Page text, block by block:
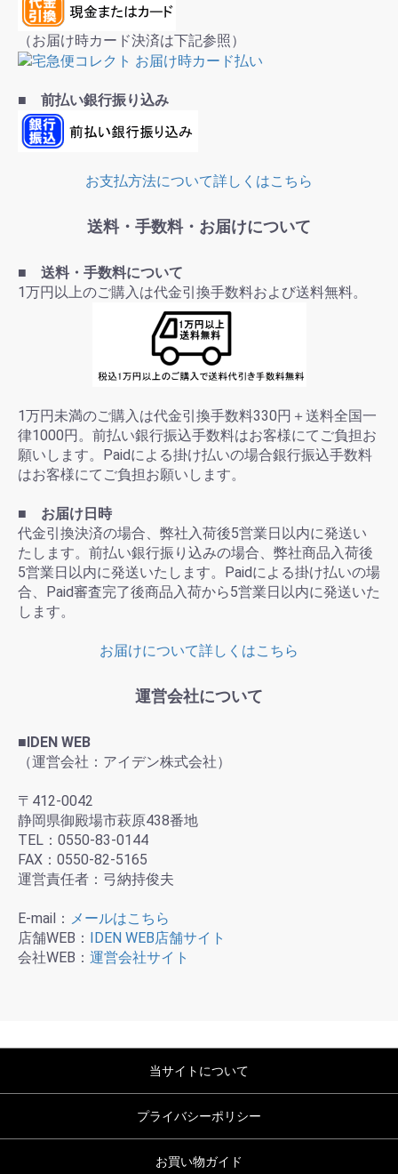
（お届け時カード決済は下記参照）
■ 前払い銀行振り込み
お支払方法について詳しくはこちら
送料・手数料・お届けについて
■ 送料・手数料について
1万円以上のご購入は代金引換手数料および送料無料。
1万円未満のご購入は代金引換手数料330円＋送料全国一
律1000円。前払い銀行振込手数料はお客様にてご負担お
願いします。Paidによる掛け払いの場合銀行振込手数料
はお客様にてご負担お願いします。
■ お届け日時
代金引換決済の場合、弊社入荷後5営業日以内に発送い
たします。前払い銀行振り込みの場合、弊社商品入荷後
5営業日以内に発送いたします。Paidによる掛け払いの場
合、Paid審査完了後商品入荷から5営業日以内に発送いた
します。
お届けについて詳しくはこちら
運営会社について
■IDEN WEB
（運営会社：アイデン株式会社）
〒412-0042
静岡県御殿場市萩原438番地
TEL：0550-83-0144
FAX：0550-82-5165
運営責任者：弓納持俊夫
E-mail： メールはこちら
店舗WEB： IDEN WEB店舗サイト
会社WEB： 運営会社サイト
当サイトについて
プライバシーポリシー
お買い物ガイド